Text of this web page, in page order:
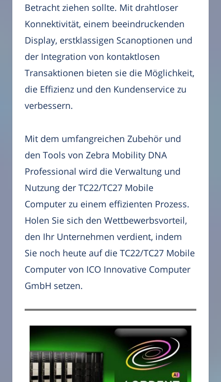
Betracht ziehen sollte. Mit drahtloser
Konnektivität, einem beeindruckenden
Display, erstklassigen Scanoptionen und
der Integration von kontaktlosen
Transaktionen bieten sie die Möglichkeit,
die Effizienz und den Kundenservice zu
verbessern.
Mit dem umfangreichen Zubehör und
den Tools von Zebra Mobility DNA
Professional wird die Verwaltung und
Nutzung der TC22/TC27 Mobile
Computer zu einem effizienten Prozess.
Holen Sie sich den Wettbewerbsvorteil,
den Ihr Unternehmen verdient, indem
Sie noch heute auf die TC22/TC27 Mobile
Computer von ICO Innovative Computer
GmbH setzen.